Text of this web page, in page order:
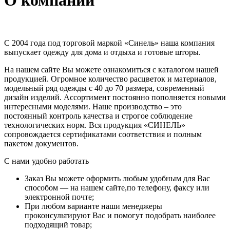
С 2004 года под торговой маркой «Синель» наша компания
выпускает одежду для дома и отдыха и готовые шторы.
На нашем сайте Вы можете ознакомиться с каталогом нашей
продукцией. Огромное количество расцветок и материалов,
модельный ряд одежды с 40 до 70 размера, современный
дизайн изделий. Ассортимент постоянно пополняется новыми
интересными моделями. Наше производство – это
постоянный контроль качества и строгое соблюдение
технологических норм. Вся продукция «СИНЕЛЬ»
сопровождается сертификатами соответствия и полным
пакетом документов.
С нами удобно работать
Заказ Вы можете оформить любым удобным для Вас
способом — на нашем сайте,по телефону, факсу или
электронной почте;
При любом варианте наши менеджеры
проконсультируют Вас и помогут подобрать наиболее
подходящий товар;